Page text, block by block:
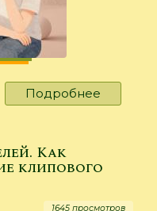
Подробнее
Почему
читает?
простых
Как
клипового
1645 просмотров